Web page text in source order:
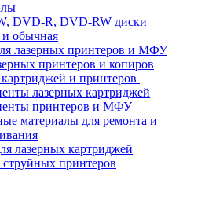
DVD-R, DVD-RW диски
и обычная
лазерных принтеров и МФУ
принтеров и копиров
картриджей и принтеров
лазерных картриджей
принтеров и МФУ
материалы для ремонта и
лазерных картриджей
струйных принтеров